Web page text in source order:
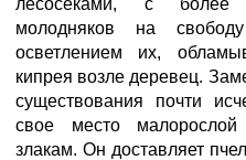
лесосеками, с более
молодняков на
осветлением их,
кипрея возле деревец.
существования почти
свое место малорослой
злакам. Он доставляет